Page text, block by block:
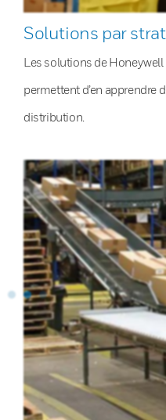
Solutions par
Les solutions de
permettent d’en apprendre
distribution.